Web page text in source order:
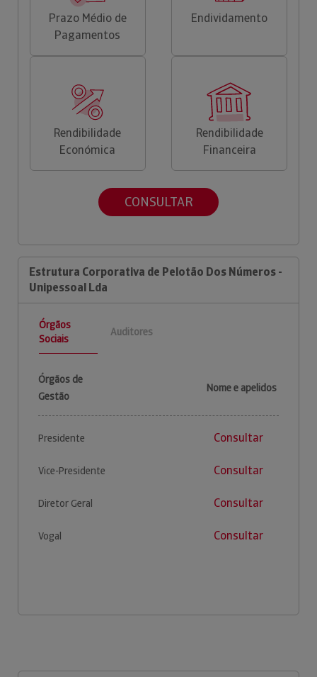
Prazo Médio de
Pagamentos
Endividamento
Rendibilidade
Económica
Rendibilidade
Financeira
CONSULTAR
Estrutura Corporativa de Pelotão Dos Números -
Unipessoal Lda
Órgãos
Sociais
Auditores
Órgãos de
Gestão
Nome e apelidos
Presidente Consultar
Vice-Presidente Consultar
Diretor Geral Consultar
Vogal Consultar